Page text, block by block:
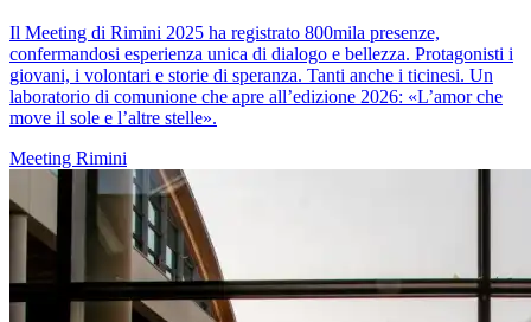
Il Meeting di Rimini 2025 ha registrato 800mila presenze,
confermandosi esperienza unica di dialogo e bellezza. Protagonisti i
giovani, i volontari e storie di speranza. Tanti anche i ticinesi. Un
laboratorio di comunione che apre all’edizione 2026: «L’amor che
move il sole e l’altre stelle».
Meeting Rimini